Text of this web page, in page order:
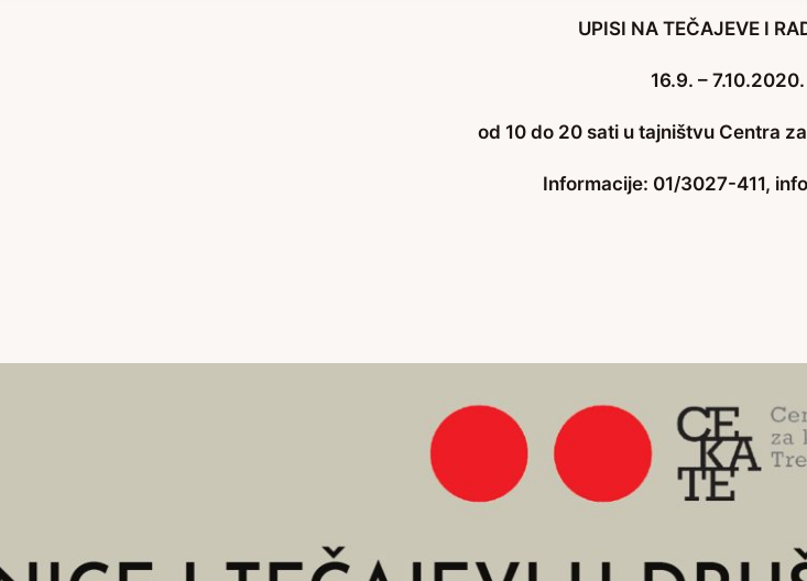
UPISI NA TEČAJEVE I
16.9. – 7.10.2020.
od 10 do 20 sati u tajništvu Centra
Informacije: 01/3027-411,